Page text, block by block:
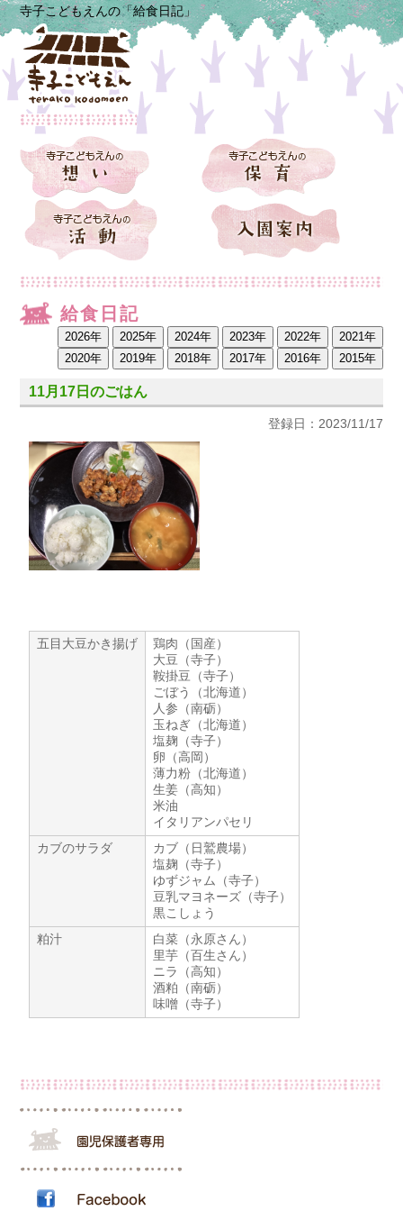
寺子こどもえんの「給食日記」
給食日記
11月17日のごはん
登録日：2023/11/17
五目大豆かき揚げ
鶏肉（国産）
大豆（寺子）
鞍掛豆（寺子）
ごぼう（北海道）
人参（南砺）
玉ねぎ（北海道）
塩麹（寺子）
卵（高岡）
薄力粉（北海道）
生姜（高知）
米油
イタリアンパセリ
カブのサラダ
カブ（日鷲農場）
塩麹（寺子）
ゆずジャム（寺子）
豆乳マヨネーズ（寺子）
黒こしょう
粕汁
白菜（永原さん）
里芋（百生さん）
ニラ（高知）
酒粕（南砺）
味噌（寺子）